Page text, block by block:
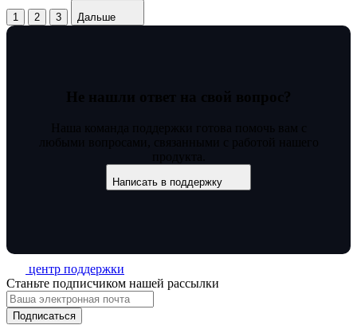
1 2 3 Дальше
Не нашли ответ на свой вопрос?
Наша команда поддержки готова помочь вам с
любыми вопросами, связанными с работой нашего
продукта.
Написать в поддержку
центр поддержки
Станьте подписчиком нашей рассылки
Подписаться